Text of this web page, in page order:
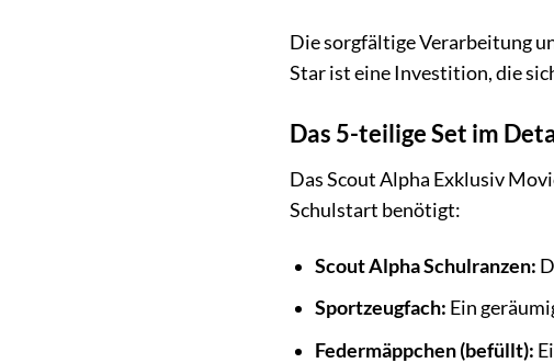
Die sorgfältige Verarbeitung
Star ist eine Investition, die
Das 5-teilige Set im
Das Scout Alpha Exklusiv
Schulstart benötigt:
Scout Alpha Schulranzen:
Sportzeugfach: Ein
Federmäppchen (befüllt):